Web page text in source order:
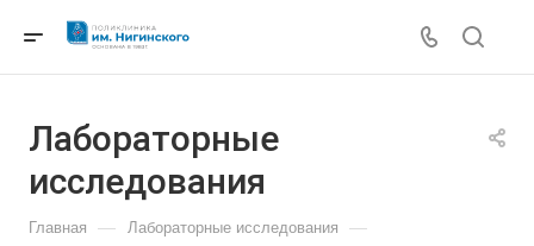
Лабораторные
исследования
Главная — Лабораторные исследования —